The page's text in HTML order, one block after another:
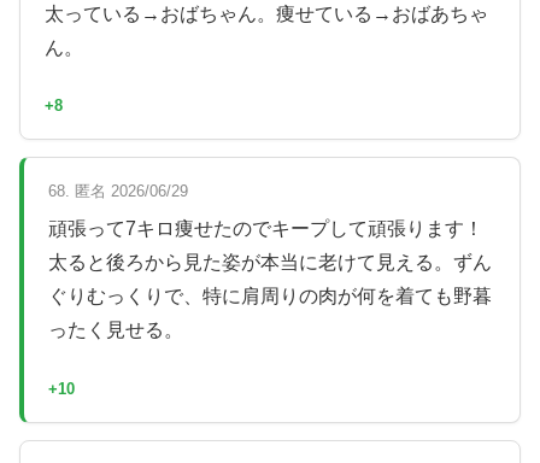
太っている→おばちゃん。痩せている→おばあちゃ
ん。
+8
68. 匿名 2026/06/29
頑張って7キロ痩せたのでキープして頑張ります！
太ると後ろから見た姿が本当に老けて見える。ずん
ぐりむっくりで、特に肩周りの肉が何を着ても野暮
ったく見せる。
+10